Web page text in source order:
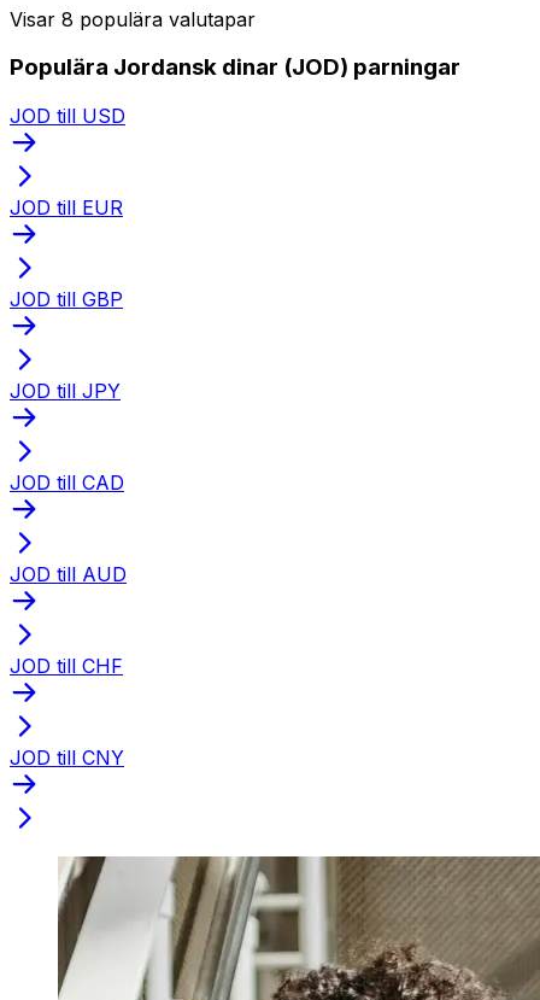
Visar 8 populära valutapar
Populära Jordansk dinar (JOD) parningar
JOD till USD
JOD till EUR
JOD till GBP
JOD till JPY
JOD till CAD
JOD till AUD
JOD till CHF
JOD till CNY